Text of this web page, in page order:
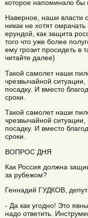
которое напоминало
Наверное, наши власти
никак не хотят
ерундой, как защита
того что уже более
ему грозит просидеть
читайте далее)
Такой самолет наши
чрезвычайной
посадку. И вместо
сроки.
Такой самолет наши
чрезвычайной
посадку. И вместо
сроки.
ВОПРОС ДНЯ
Как Россия должна
за рубежом?
Геннадий ГУДКОВ,
- Да как угодно! Это
надо ответить.